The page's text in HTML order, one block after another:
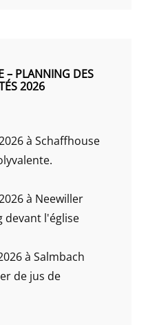
– PLANNING DES
2026
à Schaffhouse
à Neewiller
devant l'église
à Salmbach
de jus de